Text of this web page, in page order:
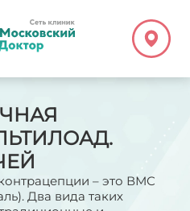
– это ВМС
Два вида таких